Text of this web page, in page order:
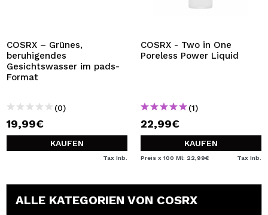
COSRX – Grünes,
beruhigendes
Gesichtswasser im pads-
Format
(0)
19,99€
KAUFEN
Tax Inb.
COSRX - Two in One
Poreless Power Liquid
(1)
22,99€
KAUFEN
Preis x 100 Ml: 22,99€ Tax Inb.
ALLE KATEGORIEN VON COSRX